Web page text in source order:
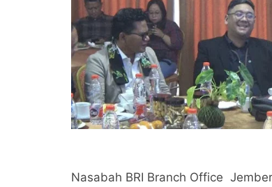
Nasabah BRI Branch Office